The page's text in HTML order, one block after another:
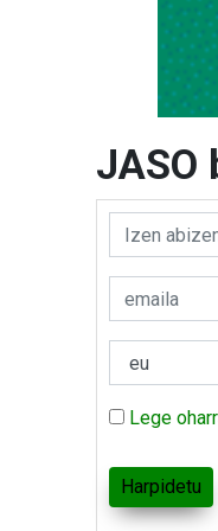
JASO
Lege